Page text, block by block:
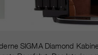
SIGMA Diamond